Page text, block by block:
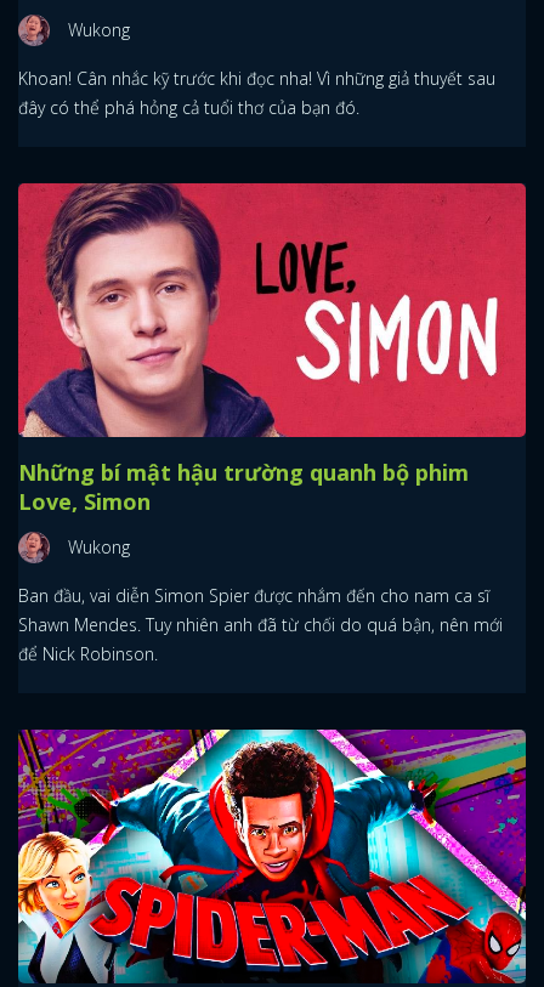
Wukong
Khoan! Cân nhắc kỹ trước khi đọc nha! Vì những giả thuyết sau
đây có thể phá hỏng cả tuổi thơ của bạn đó.
Những bí mật hậu trường quanh bộ phim
Love, Simon
Wukong
Ban đầu, vai diễn Simon Spier được nhắm đến cho nam ca sĩ
Shawn Mendes. Tuy nhiên anh đã từ chối do quá bận, nên mới
để Nick Robinson.